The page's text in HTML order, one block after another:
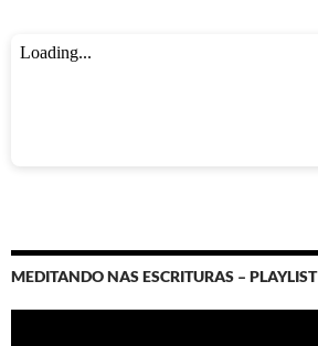
MEDITANDO NAS ESCRITURAS – PLAYLIST